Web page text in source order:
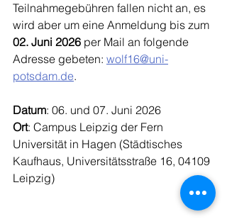
Teilnahmegebühren fallen nicht an, es
wird aber um eine Anmeldung bis zum
02. Juni 2026 per Mail an folgende
Adresse gebeten: wolf16@uni-
potsdam.de.
Datum: 06. und 07. Juni 2026
Ort: Campus Leipzig der Fern
Universität in Hagen (Städtisches
Kaufhaus, Universitätsstraße 16, 04109
Leipzig)